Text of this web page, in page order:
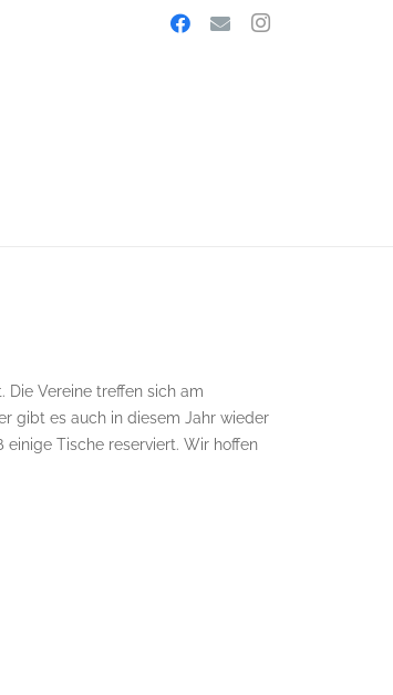
Vereine treffen sich am
gibt es auch in diesem Jahr wieder
Tische reserviert. Wir hoffen